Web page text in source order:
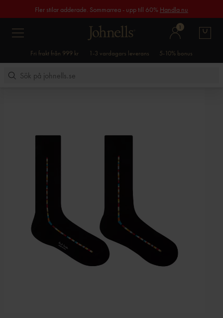
Fler stilar adderade. Sommarrea - upp till 60% Handla nu
1
Fri frakt från 999 kr 1-3 vardagars leverans 5-10% bonus